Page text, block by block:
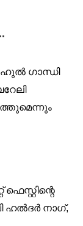
ഗാന്ധി
ഹൽദർ നാഗ്,